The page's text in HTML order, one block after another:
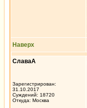
Наверх
СлаваА
Зарегистрирован:
31.10.2017
Суждений: 18720
Откуда: Москва